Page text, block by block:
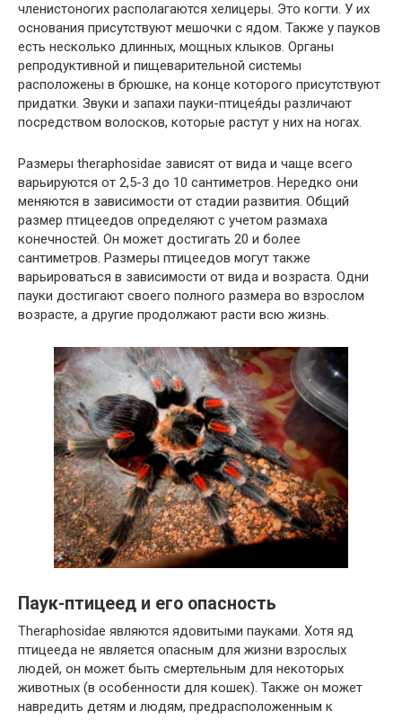
членистоногих располагаются хелицеры. Это когти. У их
основания присутствуют мешочки с ядом. Также у пауков
есть несколько длинных, мощных клыков. Органы
репродуктивной и пищеварительной системы
расположены в брюшке, на конце которого присутствуют
придатки. Звуки и запахи пауки-птицея́ды различают
посредством волосков, которые растут у них на ногах.
Размеры theraphosidae зависят от вида и чаще всего
варьируются от 2,5-3 до 10 сантиметров. Нередко они
меняются в зависимости от стадии развития. Общий
размер птицеедов определяют с учетом размаха
конечностей. Он может достигать 20 и более
сантиметров. Размеры птицеедов могут также
варьироваться в зависимости от вида и возраста. Одни
пауки достигают своего полного размера во взрослом
возрасте, а другие продолжают расти всю жизнь.
Паук-птицеед и его опасность
Theraphosidae являются ядовитыми пауками. Хотя яд
птицееда не является опасным для жизни взрослых
людей, он может быть смертельным для некоторых
животных (в особенности для кошек). Также он может
навредить детям и людям, предрасположенным к